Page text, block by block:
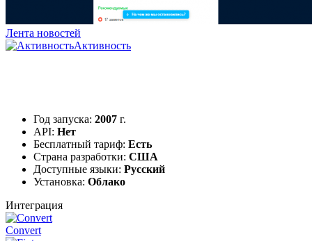
Лента новостей
Активность
Год запуска: 2007 г.
API: Нет
Бесплатный тариф: Есть
Страна разработки: США
Доступные языки: Русский
Установка: Облако
Интеграция
Convert